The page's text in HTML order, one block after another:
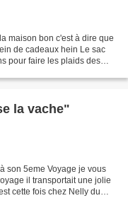
maison bon c'est à dire que
de cadeaux hein Le sac
pour faire les plaids des
la vache"
son 5eme Voyage je vous
il transportait une jolie
cette fois chez Nelly du